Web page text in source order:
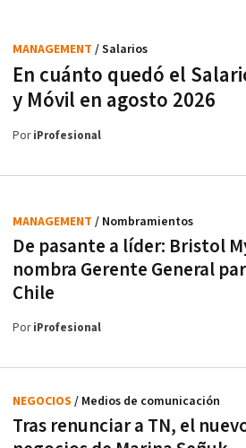
En cuánto quedó el
y Móvil en agosto 2026
MANAGEMENT / Salarios
PoriProfesional
De pasante a líder: Bristol
nombra Gerente General
Chile
MANAGEMENT / Nombramientos
PoriProfesional
Tras renunciar a TN, el
NEGOCIOS / Medios de comunicación